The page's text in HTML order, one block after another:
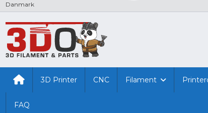
Danmark
3D Printer CNC Filament
FAQ